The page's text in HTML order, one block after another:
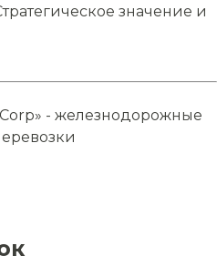
значение и
- железнодорожные